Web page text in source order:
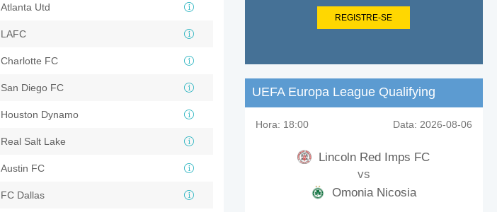
Atlanta Utd
LAFC
Charlotte FC
San Diego FC
Houston Dynamo
Real Salt Lake
Austin FC
FC Dallas
REGISTRE-SE
UEFA Europa League Qualifying
Hora: 18:00 Data: 2026-08-06
Lincoln Red Imps FC
vs
Omonia Nicosia